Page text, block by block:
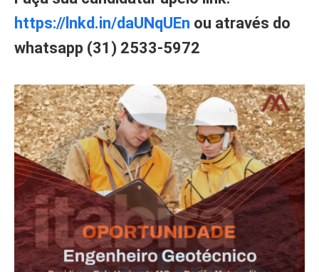
https://lnkd.in/daUNqUEn ou através do
whatsapp (31) 2533-5972